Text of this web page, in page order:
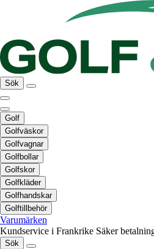
Sök
Golf
Golfväskor
Golfvagnar
Golfbollar
Golfskor
Golfkläder
Golfhandskar
Golftillbehör
Varumärken
Kundservice i Frankrike Säker
Sök